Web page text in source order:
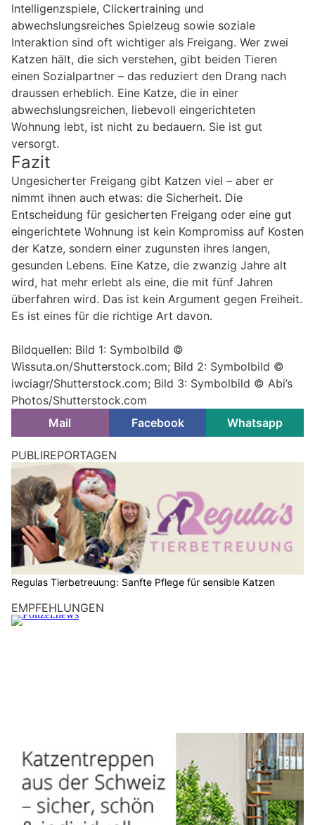
Intelligenzspiele, Clickertraining und
abwechslungsreiches Spielzeug sowie soziale
Interaktion sind oft wichtiger als Freigang. Wer zwei
Katzen hält, die sich verstehen, gibt beiden Tieren
einen Sozialpartner – das reduziert den Drang nach
draussen erheblich. Eine Katze, die in einer
abwechslungsreichen, liebevoll eingerichteten
Wohnung lebt, ist nicht zu bedauern. Sie ist gut
versorgt.
Fazit
Ungesicherter Freigang gibt Katzen viel – aber er
nimmt ihnen auch etwas: die Sicherheit. Die
Entscheidung für gesicherten Freigang oder eine gut
eingerichtete Wohnung ist kein Kompromiss auf Kosten
der Katze, sondern einer zugunsten ihres langen,
gesunden Lebens. Eine Katze, die zwanzig Jahre alt
wird, hat mehr erlebt als eine, die mit fünf Jahren
überfahren wird. Das ist kein Argument gegen Freiheit.
Es ist eines für die richtige Art davon.
Bildquellen: Bild 1: Symbolbild ©
Wissuta.on/Shutterstock.com; Bild 2: Symbolbild ©
iwciagr/Shutterstock.com; Bild 3: Symbolbild © Abi’s
Photos/Shutterstock.com
Mail
Facebook Whatsapp
PUBLIREPORTAGEN
Regulas Tierbetreuung: Sanfte Pflege für sensible Katzen
EMPFEHLUNGEN